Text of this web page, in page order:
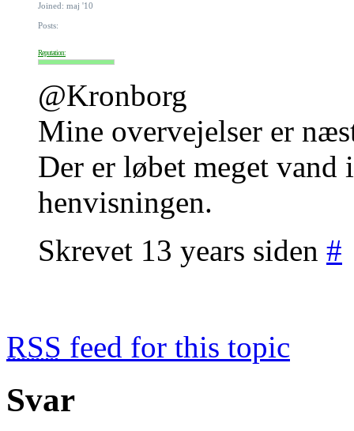
Joined: maj '10
Posts:
Reputation:
@Kronborg
Mine overvejelser er
Der er løbet meget vand
henvisningen.
Skrevet 13 years siden #
RSS feed for this topic
Svar